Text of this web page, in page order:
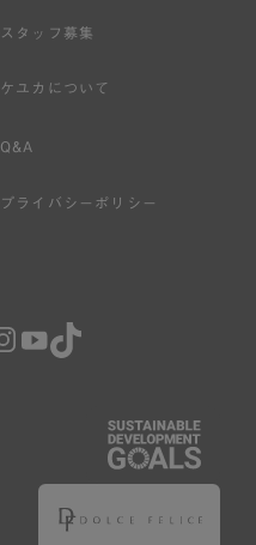
スタッフ募集
ケユカについて
Q&A
プライバシーポリシー